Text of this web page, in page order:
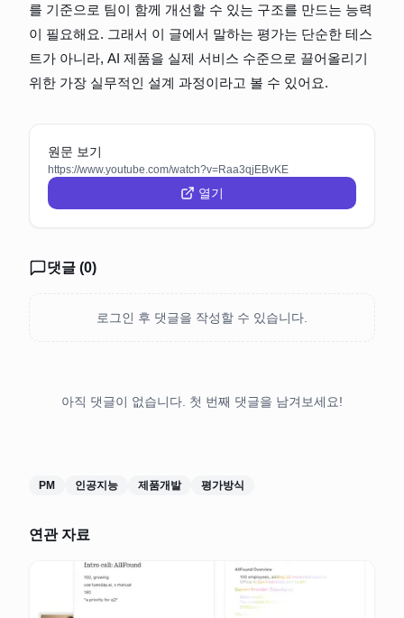
를 기준으로 팀이 함께 개선할 수 있는 구조를 만드는 능력
이 필요해요. 그래서 이 글에서 말하는 평가는 단순한 테스
트가 아니라, AI 제품을 실제 서비스 수준으로 끌어올리기
위한 가장 실무적인 설계 과정이라고 볼 수 있어요.
원문 보기
https://www.youtube.com/watch?v=Raa3qjEBvKE
열기
댓글 (0)
로그인 후 댓글을 작성할 수 있습니다.
아직 댓글이 없습니다. 첫 번째 댓글을 남겨보세요!
PM 인공지능 제품개발 평가방식
연관 자료